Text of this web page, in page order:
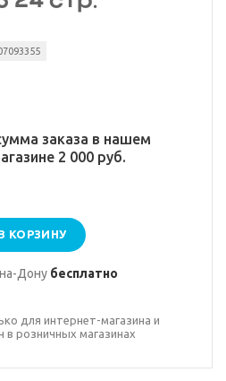
заказа в нашем
2 000 руб.
КОРЗИНУ
Дону бесплатно
для интернет-магазина и
розничных магазинах